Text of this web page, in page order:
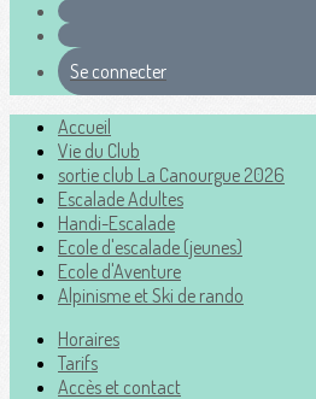
Se connecter
Accueil
Vie du Club
sortie club La Canourgue 2026
Escalade Adultes
Handi-Escalade
Ecole d'escalade (jeunes)
Ecole d'Aventure
Alpinisme et Ski de rando
Horaires
Tarifs
Accès et contact